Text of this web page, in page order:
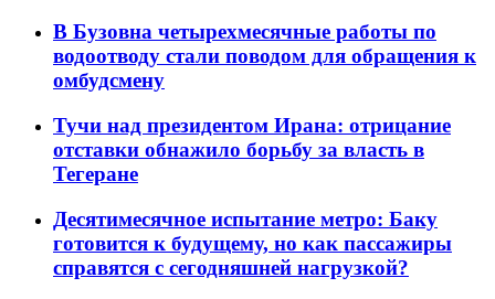
В Бузовна четырехмесячные работы по
водоотводу стали поводом для обращения к
омбудсмену
Тучи над президентом Ирана: отрицание
отставки обнажило борьбу за власть в
Тегеране
Десятимесячное испытание метро: Баку
готовится к будущему, но как пассажиры
справятся с сегодняшней нагрузкой?